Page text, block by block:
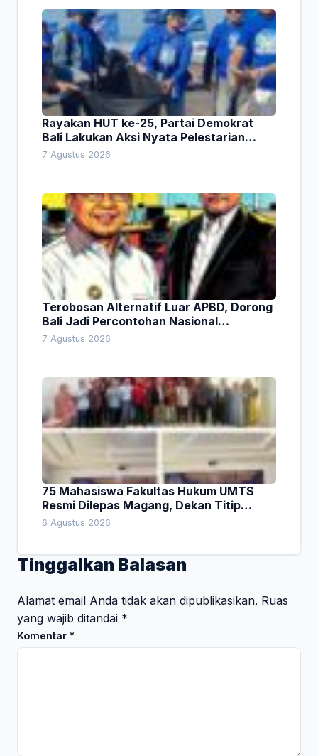
Rayakan HUT ke-25, Partai Demokrat
Bali Lakukan Aksi Nyata Pelestarian
Lingkungan
7 Agustus 2026
Terobosan Alternatif Luar APBD, Dorong
Bali Jadi Percontohan Nasional
Pembiayaan Daerah
7 Agustus 2026
75 Mahasiswa Fakultas Hukum UMTS
Resmi Dilepas Magang, Dekan Titip
Empat Pesan Penting
6 Agustus 2026
Tinggalkan Balasan
Alamat email Anda tidak akan dipublikasikan. Ruas
yang wajib ditandai *
Komentar *